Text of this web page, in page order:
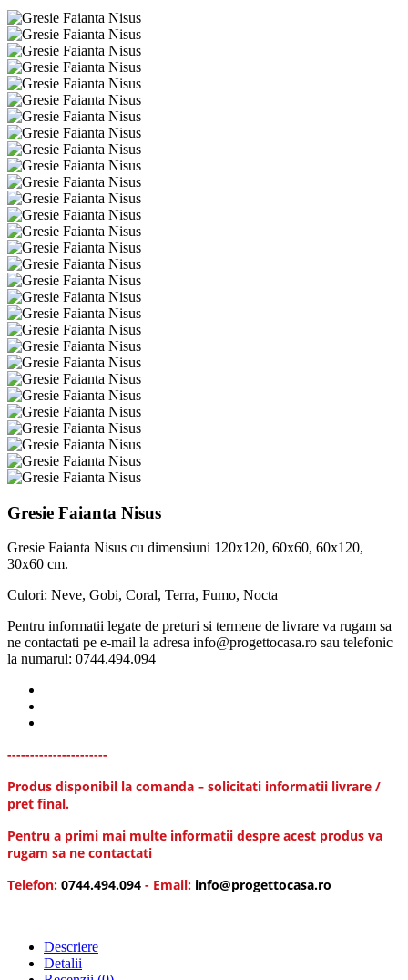
Gresie Faianta Nisus
Gresie Faianta Nisus cu dimensiuni 120x120, 60x60, 60x120,
30x60 cm.
Culori: Neve, Gobi, Coral, Terra, Fumo, Nocta
Pentru informatii legate de preturi si termene de livrare va rugam sa
ne contactati pe e-mail la adresa info@progettocasa.ro sau telefonic
la numarul: 0744.494.094
----------------------
Produs disponibil la comanda – solicitati informatii livrare /
pret final.
Pentru a primi mai multe informatii despre acest produs va
rugam sa ne contactati
Telefon: 0744.494.094 - Email: info@progettocasa.ro
Descriere
Detalii